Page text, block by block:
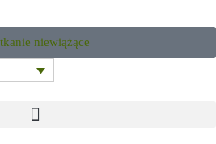
niewiążące